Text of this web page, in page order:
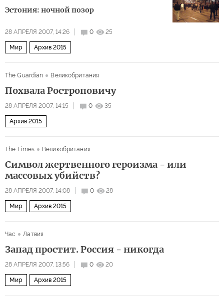
Эстония: ночной позор
28 АПРЕЛЯ 2007, 14:26 0 25
Мир Архив 2015
The Guardian Великобритания
Похвала Ростроповичу
28 АПРЕЛЯ 2007, 14:15 0 35
Архив 2015
The Times Великобритания
Символ жертвенного героизма - или
массовых убийств?
28 АПРЕЛЯ 2007, 14:08 0 28
Мир Архив 2015
Час Латвия
Запад простит. Россия - никогда
28 АПРЕЛЯ 2007, 13:56 0 20
Мир Архив 2015